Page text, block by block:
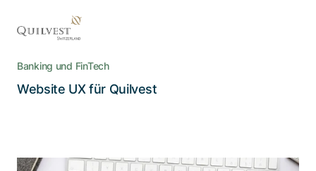
Banking und FinTech
Website UX für Quilvest